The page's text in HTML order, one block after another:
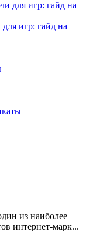
игр: гайд на
из наиболее
интернет-марк...